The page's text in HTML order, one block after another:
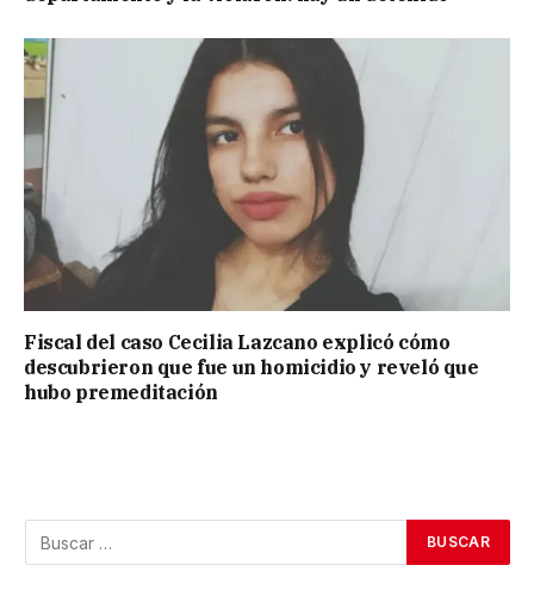
Fiscal del caso Cecilia Lazcano explicó cómo
descubrieron que fue un homicidio y reveló que
hubo premeditación